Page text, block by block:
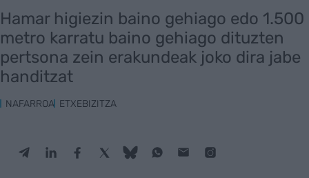
Hamar higiezin baino gehiago edo 1.500
metro karratu baino gehiago dituzten
pertsona zein erakundeak joko dira jabe
handitzat
NAFARROA ETXEBIZITZA